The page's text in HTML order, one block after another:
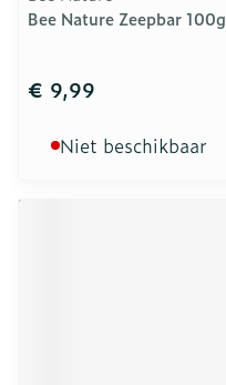
Bee Nature Zeepbar 100g
€ 9,99
Niet beschikbaar